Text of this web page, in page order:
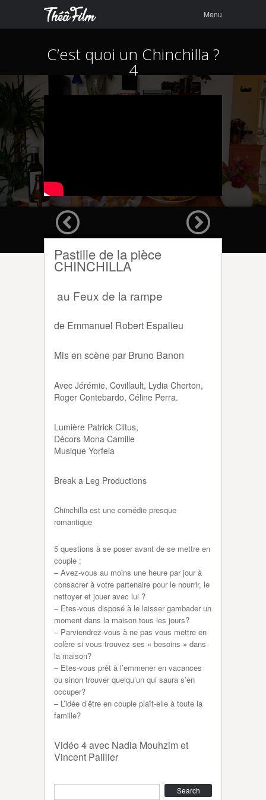
content
Menu
C’est quoi un Chinchilla ?
4
Pastille de la pièce
CHINCHILLA
au Feux de la rampe
de Emmanuel Robert Espalieu
Mis en scène par Bruno Banon
Avec Jérémie, Covillault, Lydia Cherton,
Roger Contebardo, Céline Perra.
Lumière Patrick Clitus,
Décors Mona Camille
Musique Yorfela
Break a Leg Productions
Chinchilla est une comédie presque
romantique
5 questions à se poser avant de se mettre en
couple :
– Avez-vous au moins une heure par jour à
consacrer à votre partenaire pour le nourrir, le
nettoyer et jouer avec lui ?
– Etes-vous disposé à le laisser gambader un
moment dans la maison tous les jours?
– Parviendrez-vous à ne pas vous mettre en
colère si vous trouvez ses « besoins » dans
la maison?
– Etes-vous prêt à l’emmener en vacances
ou sinon trouver quelqu’un qui saura s’en
occuper?
– L’idée d’être en couple plaît-elle à toute la
famille?
Vidéo 4 avec Nadia Mouhzim et
Vincent Paillier